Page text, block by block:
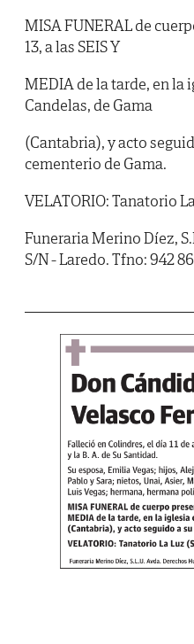
MISA FUNERAL de
13, a las SEIS Y
MEDIA de la tarde, en la
Candelas, de Gama
(Cantabria), y acto
cementerio de Gama.
VELATORIO: Tanatorio
Funeraria Merino Díez,
S/N - Laredo. Tfno: 942